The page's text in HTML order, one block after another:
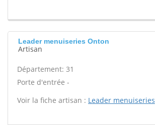
Leader menuiseries Onton
Artisan
Département: 31
Porte d'entrée -
Voir la fiche artisan : Leader menuiseries